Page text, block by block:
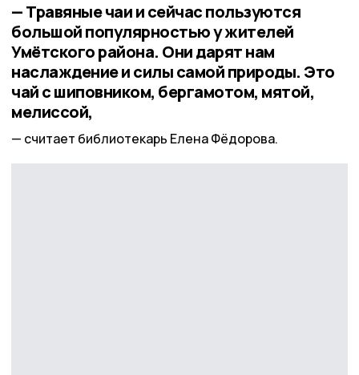
— Травяные чаи и сейчас пользуются
большой популярностью у жителей
Умётского района. Они дарят нам
наслаждение и силы самой природы. Это
чай с шиповником, бергамотом, мятой,
мелиссой,
считает библиотекарь Елена Фёдорова.